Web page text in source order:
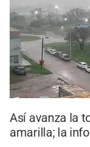
Así avanza la
amarilla; la